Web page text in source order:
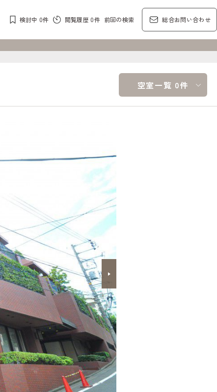
検討中 0件 閲覧履歴 0件 前回の検索 総合お問い合わせ
空室一覧 0件